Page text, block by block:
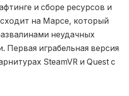
и сборе ресурсов и
на Марсе, который
неудачных
Первая играбельная версия
SteamVR и Quest с